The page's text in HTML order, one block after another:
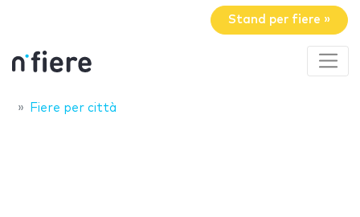
Stand per fiere »
Fiere per città